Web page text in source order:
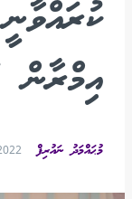
މުޙައްމަދު ނައުރިފް